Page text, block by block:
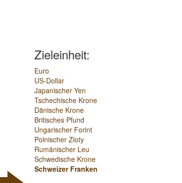
Zieleinheit:
Euro
US-Dollar
Japanischer Yen
Tschechische Krone
Dänische Krone
Britisches Pfund
Ungarischer Forint
Polnischer Zloty
Rumänischer Leu
Schwedische Krone
Schweizer Franken